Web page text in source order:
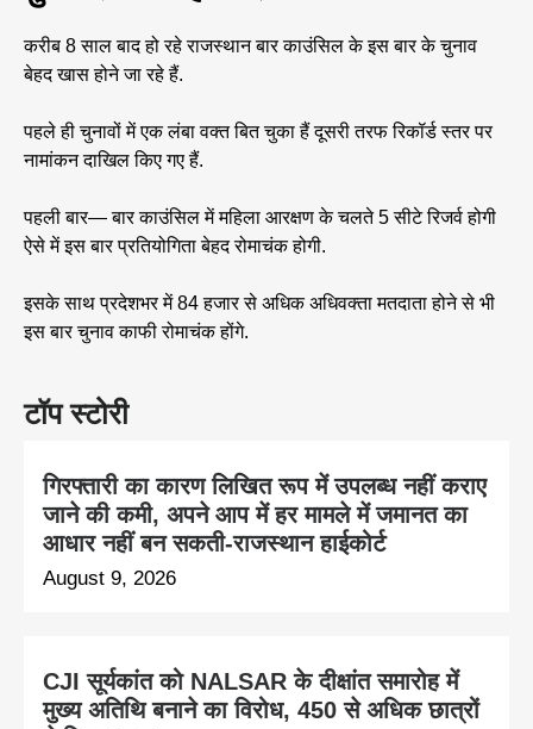
टॉप स्टोरी
गिरफ्तारी का कारण लिखित रूप में उपलब्ध नहीं कराए
जाने की कमी, अपने आप में हर मामले में जमानत का
आधार नहीं बन सकती-राजस्थान हाईकोर्ट
August 9, 2026
CJI सूर्यकांत को NALSAR के दीक्षांत समारोह में
मुख्य अतिथि बनाने का विरोध, 450 से अधिक छात्रों
करीब 8 साल बाद हो रहे राजस्थान बार काउंसिल के इस बार के चुनाव
बेहद खास होने जा रहे हैं.
पहले ही चुनावों में एक लंबा वक्त बित चुका हैं दूसरी तरफ रिकॉर्ड स्तर पर
नामांकन दाखिल किए गए हैं.
पहली बार— बार काउंसिल में महिला आरक्षण के चलते 5 सीटे रिजर्व होगी
ऐसे में इस बार प्रतियोगिता बेहद रोमाचंक होगी.
इसके साथ प्रदेशभर में 84 हजार से अधिक अधिवक्ता मतदाता होने से भी
इस बार चुनाव काफी रोमाचंक होंगे.